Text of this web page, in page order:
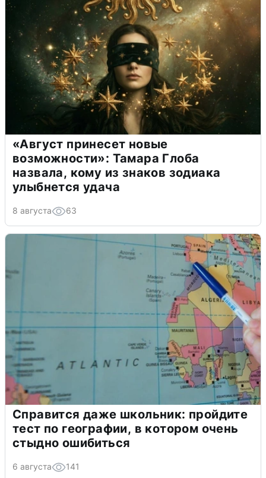
«Август принесет новые
возможности»: Тамара Глоба
назвала, кому из знаков зодиака
улыбнется удача
8 августа 63
Справится даже школьник: пройдите
тест по географии, в котором очень
стыдно ошибиться
6 августа 141